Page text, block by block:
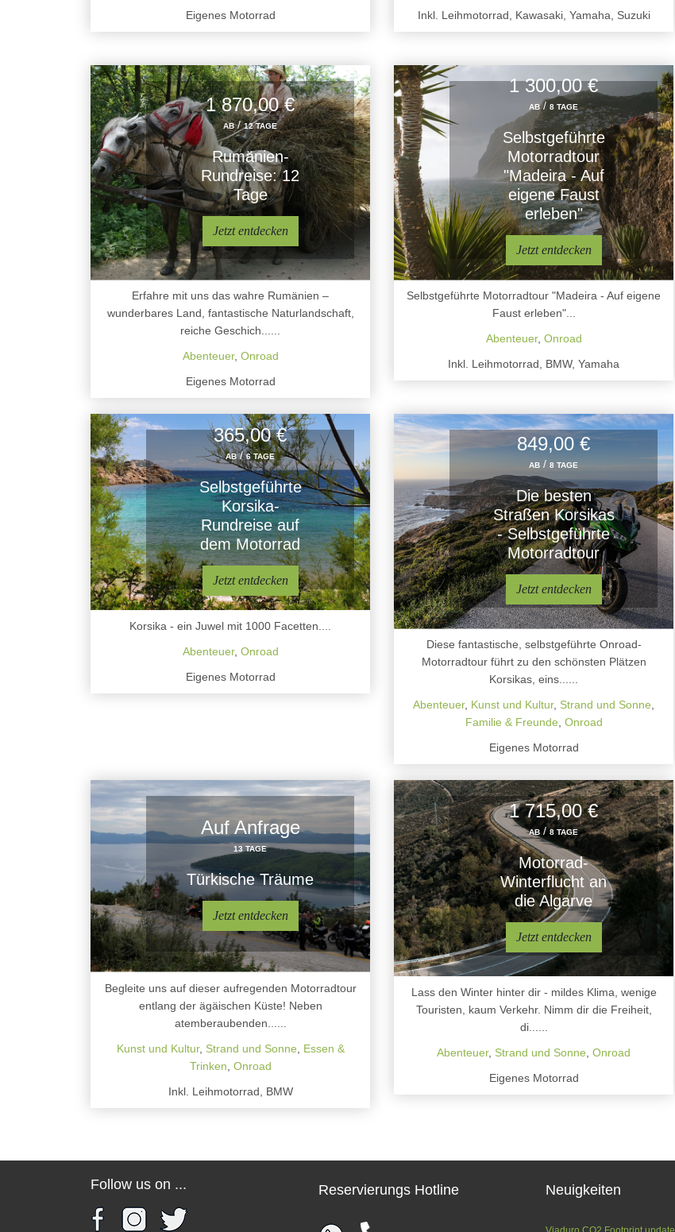
Eigenes Motorrad
Inkl. Leihmotorrad, Kawasaki, Yamaha, Suzuki
1 870,00 €
AB/12 TAGE
Rumänien-
Rundreise: 12
Tage
Jetzt entdecken
Erfahre mit uns das wahre Rumänien –
wunderbares Land, fantastische Naturlandschaft,
reiche Geschich......
Abenteuer, Onroad
Eigenes Motorrad
1 300,00 €
AB/ 8 TAGE
Selbstgeführte
Motorradtour
"Madeira - Auf
eigene Faust
erleben"
Jetzt entdecken
Selbstgeführte Motorradtour "Madeira - Auf eigene
Faust erleben"...
Abenteuer, Onroad
Inkl. Leihmotorrad, BMW, Yamaha
365,00 €
AB/6 TAGE
Selbstgeführte
Korsika-
Rundreise auf
dem Motorrad
Jetzt entdecken
Korsika - ein Juwel mit 1000 Facetten....
Abenteuer, Onroad
Eigenes Motorrad
849,00 €
AB / 8 TAGE
Die besten
Straßen Korsikas
- Selbstgeführte
Motorradtour
Jetzt entdecken
Diese fantastische, selbstgeführte Onroad-
Motorradtour führt zu den schönsten Plätzen
Korsikas, eins......
Abenteuer, Kunst und Kultur, Strand und Sonne
Familie & Freunde Onroad
Eigenes Motorrad
Auf Anfrage
13 TAGE
Türkische Träume
Jetzt entdecken
Begleite uns auf dieser aufregenden Motorradtour
entlang der ägäischen Küste! Neben
atemberaubenden......
Kunst und Kultur, Strand und Sonne
Essen &
Trinken Onroad
Inkl. Leihmotorrad, BMW
1 715,00 €
AB /8 TAGE
Motorrad-
Winterflucht an
die Algarve
Jetzt entdecken
Lass den Winter hinter dir - mildes Klima, wenige
Touristen, kaum Verkehr. Nimm dir die Freiheit,
di......
Abenteuer, Strand und Sonne, Onroad
Eigenes Motorrad
Follow us on ... Reservierungs Hotline Neuigkeiten